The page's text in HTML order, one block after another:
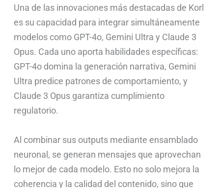
Una de las innovaciones más destacadas de Korl
es su capacidad para integrar simultáneamente
modelos como GPT-4o, Gemini Ultra y Claude 3
Opus. Cada uno aporta habilidades específicas:
GPT-4o domina la generación narrativa, Gemini
Ultra predice patrones de comportamiento, y
Claude 3 Opus garantiza cumplimiento
regulatorio.
Al combinar sus outputs mediante ensamblado
neuronal, se generan mensajes que aprovechan
lo mejor de cada modelo. Esto no solo mejora la
coherencia y la calidad del contenido, sino que